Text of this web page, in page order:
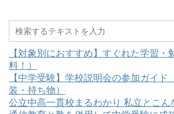
【対象別におすすめ】すぐれた学習・
料！）
【中学受験】学校説明会の参加ガイド
装・持ち物）
公立中高一貫校まるわかり 私立とこん